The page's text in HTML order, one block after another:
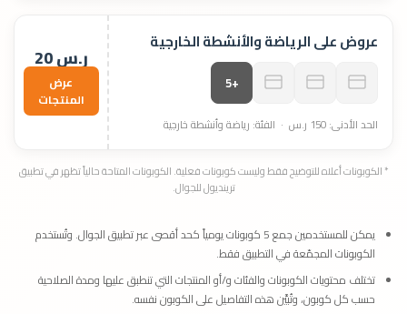
عروض على الرياضة والأنشطة الخارجية
+5
الحد الأدنى: 150 ر.س · الفئة: رياضة وأنشطة خارجية
20 ر.س
عرض
المنتجات
* الكوبونات أعلاه للتوضيح فقط وليست كوبونات فعلية. الكوبونات المتاحة حالياً تظهر في تطبيق
ترينديول للجوال.
يمكن للمستخدمين جمع 5 كوبونات يومياً كحد أقصى عبر تطبيق الجوال. وتُستخدم
الكوبونات المجمّعة في التطبيق فقط.
تختلف محتويات الكوبونات والفئات و/أو المنتجات التي تنطبق عليها ومدة الصلاحية
حسب كل كوبون، وتُبيَّن هذه التفاصيل على الكوبون نفسه.